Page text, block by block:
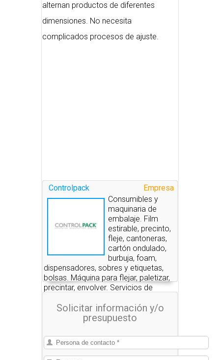
alternan productos de diferentes
dimensiones. No necesita
complicados procesos de ajuste.
Empresa
Controlpack
Consumibles y
maquinaria de
embalaje. Film
estirable, precinto,
fleje, cantoneras,
cartón ondulado,
burbuja, foam,
dispensadores, sobres y etiquetas,
bolsas. Máquina para flejar, paletizar,
precintar, envolver. Servicios de
Solicitar información y/o
presupuesto